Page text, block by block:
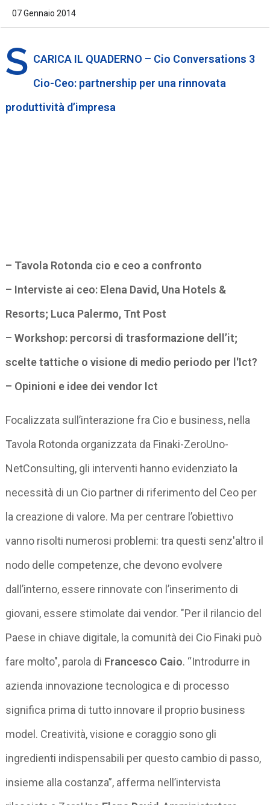
07 Gennaio 2014
S CARICA IL QUADERNO – Cio Conversations 3
Cio-Ceo: partnership per una rinnovata
produttività d’impresa
– Tavola Rotonda cio e ceo a confronto
– Interviste ai ceo: Elena David, Una Hotels &
Resorts; Luca Palermo, Tnt Post
– Workshop: percorsi di trasformazione dell’it;
scelte tattiche o visione di medio periodo per l'Ict?
– Opinioni e idee dei vendor Ict
Focalizzata sull’interazione fra Cio e business, nella
Tavola Rotonda organizzata da Finaki-ZeroUno-
NetConsulting, gli interventi hanno evidenziato la
necessità di un Cio partner di riferimento del Ceo per
la creazione di valore. Ma per centrare l’obiettivo
vanno risolti numerosi problemi: tra questi senz'altro il
nodo delle competenze, che devono evolvere
dall’interno, essere rinnovate con l’inserimento di
giovani, essere stimolate dai vendor. "Per il rilancio del
Paese in chiave digitale, la comunità dei Cio Finaki può
fare molto", parola di Francesco Caio. “Introdurre in
azienda innovazione tecnologica e di processo
significa prima di tutto innovare il proprio business
model. Creatività, visione e coraggio sono gli
ingredienti indispensabili per questo cambio di passo,
insieme alla costanza”, afferma nell’intervista